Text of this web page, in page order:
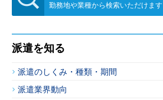
勤務地や業種から検索いただけます
派遣を知る
派遣のしくみ・種類・期間
派遣業界動向